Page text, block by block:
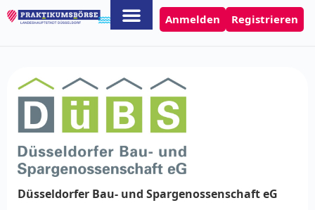
Anmelden Registrieren
Düsseldorfer Bau- und Spargenossenschaft eG